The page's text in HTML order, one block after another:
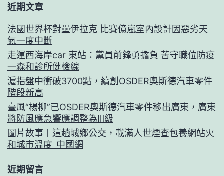
近期文章
法國世界杯對壘伊拉克 比賽億嵐室內設計因惡劣天
氣一度中斷
走運西海岸car 東站：黨員前鋒勇擔負 苦守職位防疫
一森和診所健檢線
滬指盤中衝破3700點，續創OSDER奧斯德汽車零件
階段新高
臺風“楊柳”已OSDER奧斯德汽車零件移出廣東，廣東
將防風應急響應調整為Ⅲ級
圖片故事丨這趟城鄉公交，載滿人世煙查包養網站火
和城市溫度_中國網
近期留言